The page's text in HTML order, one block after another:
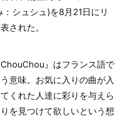
：シュシュ)を8月21日にリ
された。
』はフランス語で
意味。お気に入りの曲が入
くれた人達に彩りを与えら
を見つけて欲しいという想